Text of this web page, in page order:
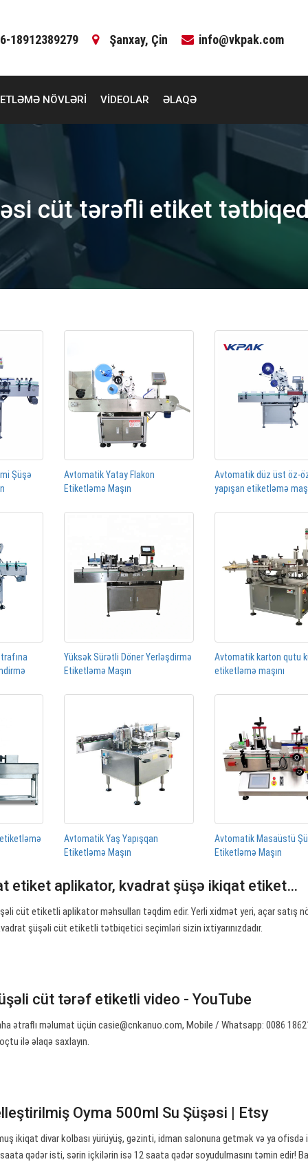
18912389279 Şanxay, Çin info@vkpak.com
NÖVLƏRI VIDEOLAR ƏLAQƏ
cüt tərəfli etiket
Şüşə
Avtomatik Yatay Flakon
Etiketləmə Maşın
Avtomatik düz üst öz-
yapışan etiketləmə
Yüksək Sürətli Döner Yerləşdirmə
Etiketləmə Maşın
Avtomatik karton qutu
etiketləmə maşını
Avtomatik Yaş Yapışqan
Etiketləmə Maşın
Avtomatik Masaüstü
Etiketləmə Maşın
etiket aplikator, kvadrat şüşə ikiqat etiket…
cüt etiketli aplikator məhsulları təqdim edir. Yerli xidmət yeri, açar satış
şüşəli cüt etiketli tətbiqetici seçimləri sizin ixtiyarınızdadır.
cüt tərəf etiketli video - YouTube
ətraflı məlumat üçüncasie@cnkanuo.com, Mobile / Whatsapp: 0086
ilə əlaqə saxlayın.
Oyma 500ml Su Şüşəsi | Etsy
ikiqat divar kolbası yürüyüş, gəzinti, idman salonuna getmək və ya
qədər isti, sərin içkilərin isə 12 saata qədər soyudulmasını təmin edir!